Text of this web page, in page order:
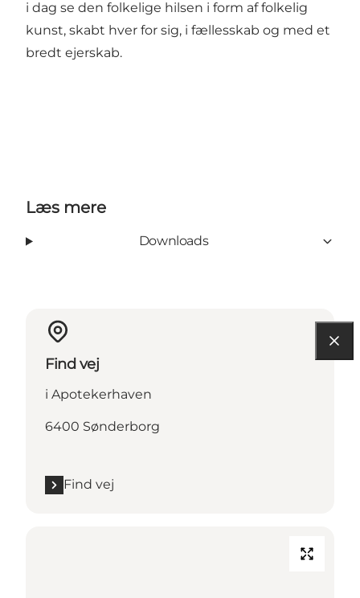
i dag se den folkelige hilsen i form af folkelig
kunst, skabt hver for sig, i fællesskab og med et
bredt ejerskab.
Læs mere
Downloads
Find vej
i Apotekerhaven
6400 Sønderborg
Find vej